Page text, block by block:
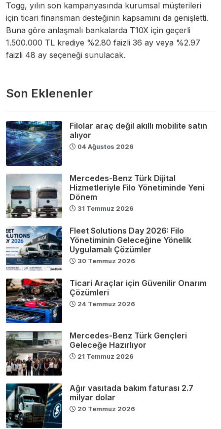
Togg, yılın son kampanyasında kurumsal müşterileri
için ticari finansman desteğinin kapsamını da genişletti.
Buna göre anlaşmalı bankalarda T10X için geçerli
1.500.000 TL krediye %2.80 faizli 36 ay veya %2.97
faizli 48 ay seçeneği sunulacak.
Son Eklenenler
Filolar araç değil akıllı mobilite satın
alıyor
04 Ağustos 2026
Mercedes-Benz Türk Dijital
Hizmetleriyle Filo Yönetiminde Yeni
Dönem
31 Temmuz 2026
Fleet Solutions Day 2026: Filo
Yönetiminin Geleceğine Yönelik
Uygulamalı Çözümler
30 Temmuz 2026
Ticari Araçlar için Güvenilir Onarım
Çözümleri
24 Temmuz 2026
Mercedes-Benz Türk Gençleri
Geleceğe Hazırlıyor
21 Temmuz 2026
Ağır vasıtada bakım faturası 2.7
milyar dolar
20 Temmuz 2026